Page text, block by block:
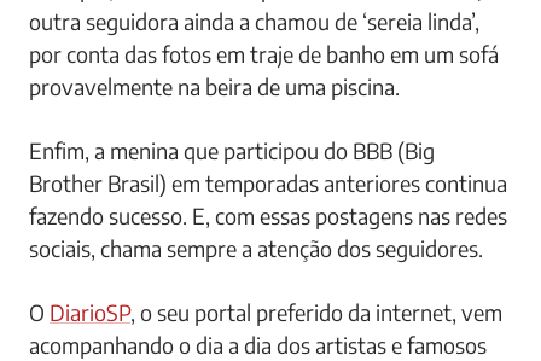
outra seguidora ainda a chamou de ‘sereia linda’,
por conta das fotos em traje de banho em um sofá
provavelmente na beira de uma piscina.
Enfim, a menina que participou do BBB (Big
Brother Brasil) em temporadas anteriores continua
fazendo sucesso. E, com essas postagens nas redes
sociais, chama sempre a atenção dos seguidores.
O DiarioSP, o seu portal preferido da internet, vem
acompanhando o dia a dia dos artistas e famosos